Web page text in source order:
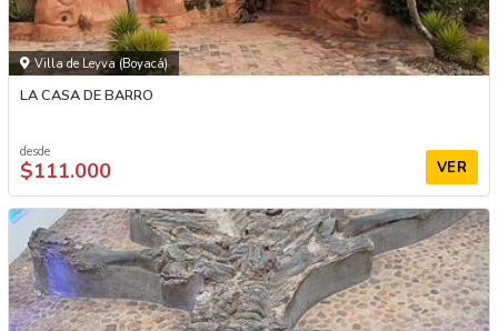
Villa de Leyva (Boyacá)
LA CASA DE BARRO
desde
$111.000 VER